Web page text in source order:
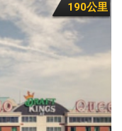
190公里